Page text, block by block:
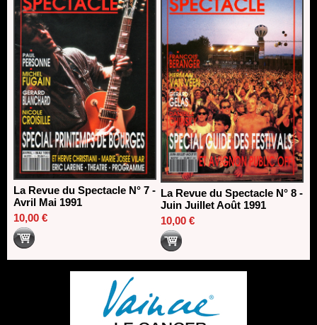
La Revue du Spectacle N° 7 -
Avril Mai 1991
10,00 €
La Revue du Spectacle N° 8 -
Juin Juillet Août 1991
10,00 €